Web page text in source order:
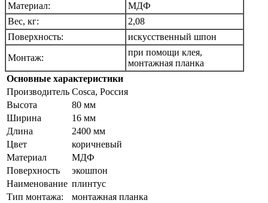
Материал:
МДФ
Вес, кг:
2,08
Поверхность:
искусственный шпон
Монтаж:
при помощи клея,
монтажная планка
Основные характеристики
Производитель Cosca, Россия
Высота
80 мм
Ширина
16 мм
Длина
2400 мм
Цвет
коричневый
Материал
МДФ
Поверхность
экошпон
Наименование плинтус
Тип монтажа:
монтажная планка